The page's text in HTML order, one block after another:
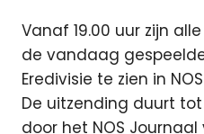
Vanaf 19.00 uur zijn
de vandaag
Eredivisie te zien in
De uitzending duurt tot
door het NOS Journaal